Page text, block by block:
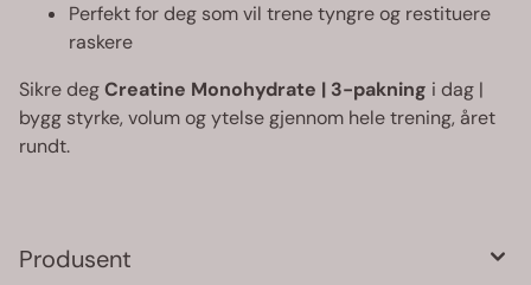
Perfekt for deg som vil trene tyngre og restituere
raskere
Sikre degCreatine Monohydrate | 3-pakning i dag |
bygg styrke, volum og ytelse gjennom hele trening, året
rundt.
Produsent